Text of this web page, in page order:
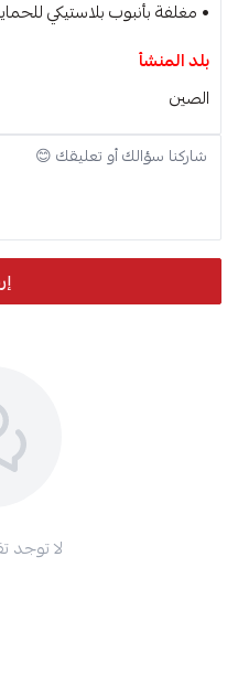
• مغلفة بأنبوب بلاستيكي
بلد المنشأ
الصين
لا توجد